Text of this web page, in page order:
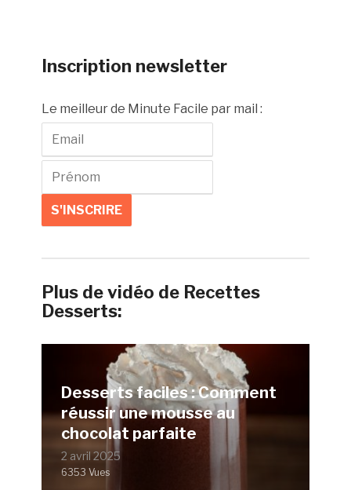
Inscription newsletter
Le meilleur de Minute Facile par mail :
Plus de vidéo de Recettes
Desserts:
Desserts faciles : Comment
réussir une mousse au
chocolat parfaite
2 avril 2025
6353 Vues